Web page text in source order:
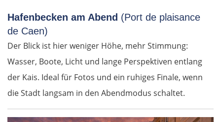
Hafenbecken am Abend (Port de plaisance
de Caen)
Der Blick ist hier weniger Höhe, mehr Stimmung:
Wasser, Boote, Licht und lange Perspektiven entlang
der Kais. Ideal für Fotos und ein ruhiges Finale, wenn
die Stadt langsam in den Abendmodus schaltet.
Ljubljana
Italien
Triest
Venedig
Padua